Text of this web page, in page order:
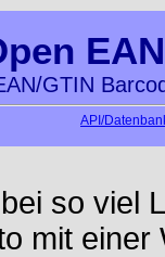
GTIN
API/
so viel
mit